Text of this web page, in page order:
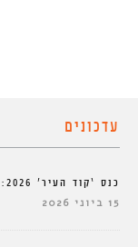
עדכונים
כנס ‘קוד העיר’ 2026: פענוח ועיצוב עיר המחר
15 ביוני 2026